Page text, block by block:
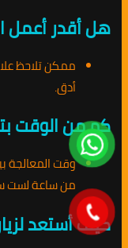
هل أقدر
ممكن تلاحظ
أدق.
كم من الوقت
وقت المعالجة
من ساعة لست
كيف أستعد